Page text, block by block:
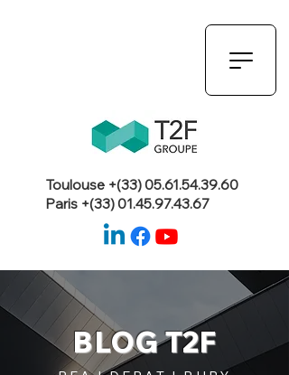
Toulouse +(33)05.61.54.39.60
Paris +(33)01.45.97.43.67
BLOG T2F